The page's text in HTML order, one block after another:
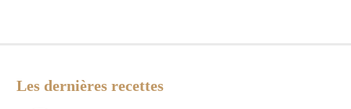
Les dernières recettes